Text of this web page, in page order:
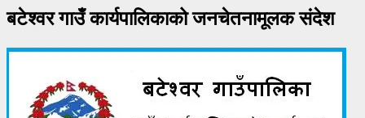
बटेश्वर गाउँ कार्यपालिकाको जनचेतनामूलक संदेश